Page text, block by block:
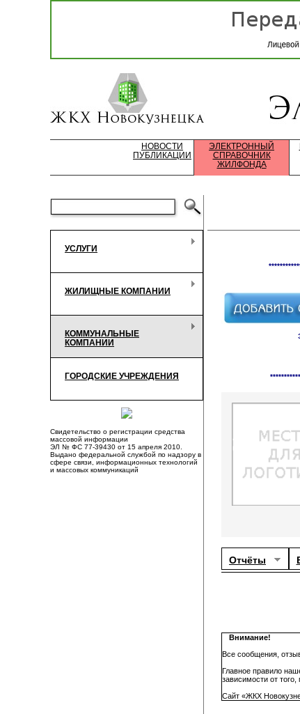
НОВОСТИ
ПУБЛИКАЦИИ
ЭЛЕКТРОННЫЙ
СПРАВОЧНИК
ЖИЛФОНДА
УСЛУГИ
ЖИЛИЩНЫЕ КОМПАНИИ
КОММУНАЛЬНЫЕ
КОМПАНИИ
ГОРОДСКИЕ УЧРЕЖДЕНИЯ
Свидетельство о регистрации средства
массовой информации
ЭЛ № ФС 77-39430 от 15 апреля 2010.
Выдано федеральной службой по надзору в
сфере связи, информационных технологий
и массовых коммуникаций
Отчёты
Внимание!
Все сообщения,
Главное правило
зависимости от того,
Сайт «ЖКХ